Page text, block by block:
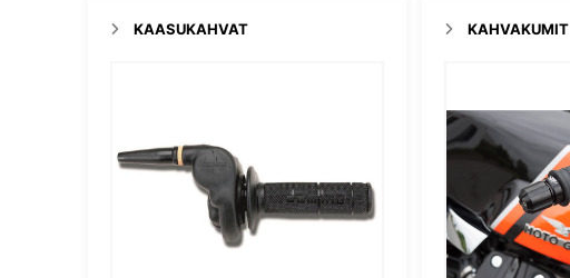
KAASUKAHVAT KAHVAKUMIT